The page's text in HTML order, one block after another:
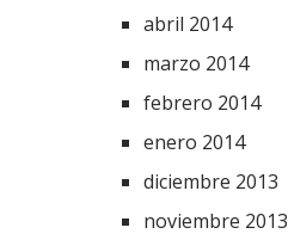
abril 2014
marzo 2014
febrero 2014
enero 2014
diciembre 2013
noviembre 2013